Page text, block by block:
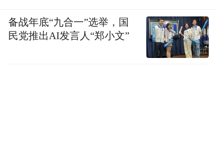
备战年底“九合一”选举，国
民党推出AI发言人“郑小文”